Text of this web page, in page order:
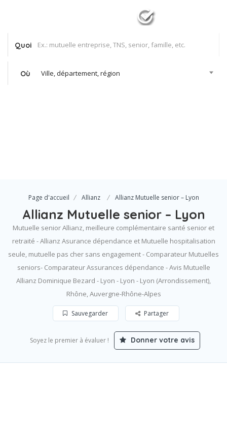
Quoi
Où Ville, département, région
Page d'accueil Allianz Allianz Mutuelle senior – Lyon
Allianz Mutuelle senior – Lyon
Mutuelle senior Allianz, meilleure complémentaire santé senior et
retraité - Allianz Asurance dépendance et Mutuelle hospitalisation
seule, mutuelle pas cher sans engagement - Comparateur Mutuelles
seniors- Comparateur Assurances dépendance - Avis Mutuelle
Allianz Dominique Bezard - Lyon - Lyon - Lyon (Arrondissement),
Rhône, Auvergne-Rhône-Alpes
Sauvegarder Partager
Soyez le premier à évaluer ! Donner votre avis